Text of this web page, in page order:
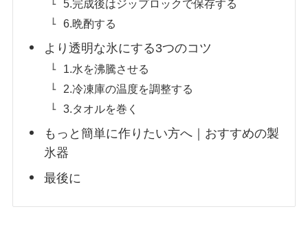
5.完成後はジップロックで保存する
6.晩酌する
より透明な氷にする3つのコツ
1.水を沸騰させる
2.冷凍庫の温度を調整する
3.タオルを巻く
もっと簡単に作りたい方へ｜おすすめの製
氷器
最後に